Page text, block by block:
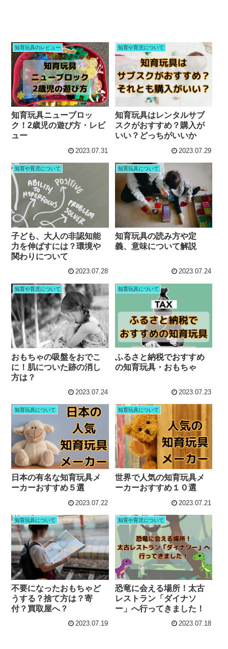
知育玩具のレビュー
知育玩具ニューブロッ
ク！2歳児の遊び方・レビ
ュー
2023.07.31
知育や育児について
知育玩具はレンタルサブ
スクがおすすめ？購入が
いい？どっちがいいか
2023.07.29
知育や育児について
子ども、大人の非認知能
力を伸ばすには？環境や
関わりについて
2023.07.28
知育玩具について
知育玩具の読み方や定
義、意味について解説
2023.07.24
知育や育児について
おもちゃの吸盤をおでこ
に！肌についた跡の消し
方は？
2023.07.24
知育玩具について
ふるさと納税でおすすめ
の知育玩具・おもちゃ
2023.07.23
知育玩具について
日本の有名な知育玩具メ
ーカーおすすめ５選
2023.07.22
知育玩具について
世界で人気の知育玩具メ
ーカーおすすめ１０選
2023.07.21
知育玩具について
不要になったおもちゃど
うする？捨て方は？寄
付？買取屋へ？
2023.07.19
知育や育児について
恐竜に会える場所！太古
レストラン「ダイナソ
ー」へ行ってきました！
2023.07.18